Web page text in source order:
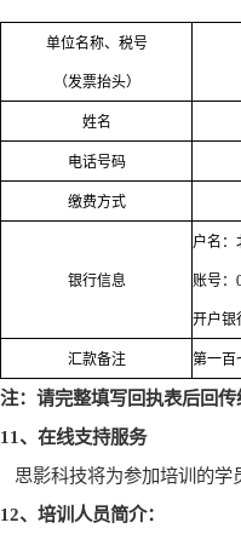
单位名称、税号
（发票抬头）
姓名
电话号码
缴费方式
银行信息
户名：
账号：
开户银
汇款备注 第一百
注：请完整填写回执表后回
11、在线支持服务
思影科技将为参加培训的
12、培训人员简介：